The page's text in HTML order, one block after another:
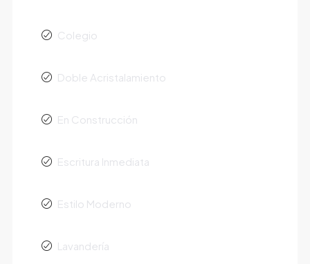
Colegio
Doble Acristalamiento
En Construcción
Escritura Inmediata
Estilo Moderno
Lavandería